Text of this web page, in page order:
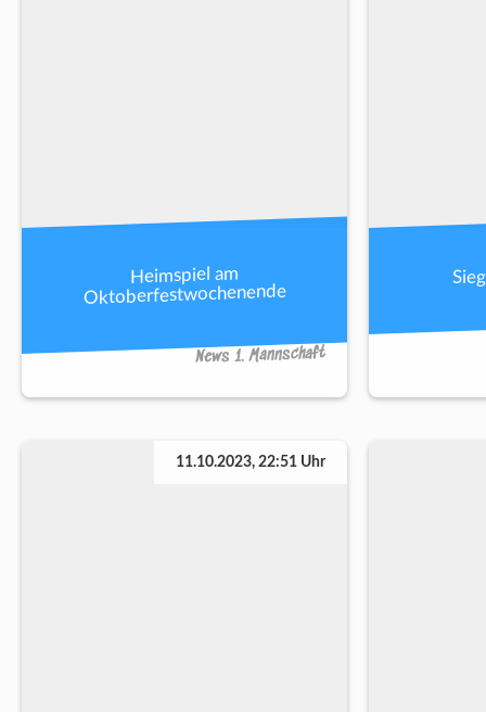
Heimspiel am
Oktoberfestwochenende
News 1. Mannschaft
11.10.2023, 22:51 Uhr